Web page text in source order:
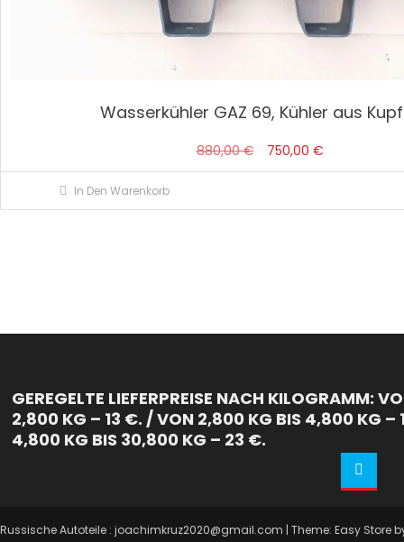
Wasserkühler GAZ 69, Kühler aus
880,00€
Ursprünglicher
Preis
750,00 €Aktueller
Preis
In Den Warenkorb
GEREGELTE LIEFERPREISE NACH KILOGRAMM:
2,800 KG – 13 €. / VON 2,800 KG BIS 4,800 KG –
4,800 KG BIS 30,800 KG – 23 €.
Russische Autoteile : joachimkruz2020@gmail.com | Theme: Easy Store